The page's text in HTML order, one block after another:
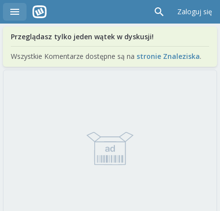
Zaloguj się
Przeglądasz tylko jeden wątek w dyskusji!
Wszystkie Komentarze dostępne są na stronie Znaleziska.